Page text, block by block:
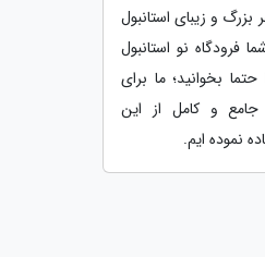
و زیبای استانبول
فرودگاه نو استانبول
بخوانید؛ ما برای
و کامل از این
نموده ایم.